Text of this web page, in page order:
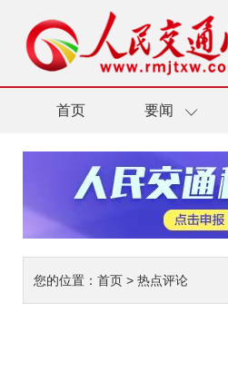
首页 要闻
您的位置： 首页 > 热点评论